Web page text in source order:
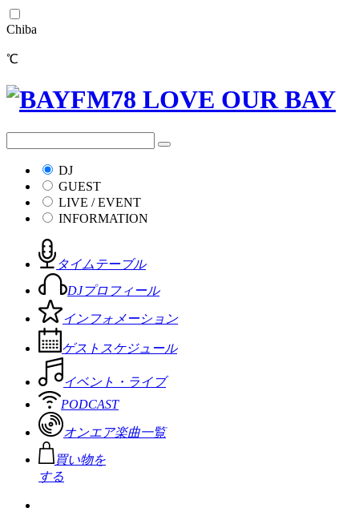
Chiba
℃
DJ
GUEST
LIVE / EVENT
INFORMATION
タイムテーブル
DJプロフィール
インフォメーション
ゲストスケジュール
イベント・ライブ
PODCAST
オンエア楽曲一覧
買い物を
する